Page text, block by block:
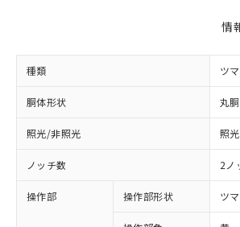
情
種類 ツ
胴体形状 丸
照光/非照光 照光
ノッチ数 2ノ
操作部 操作部形状 ツ